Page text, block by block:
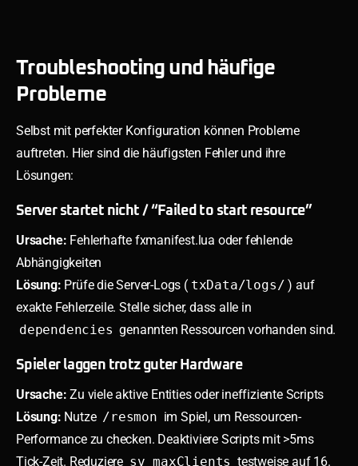
Troubleshooting und häufige
Probleme
Selbst mit perfekter Konfiguration können Probleme
auftreten. Hier sind die häufigsten Fehler und ihre
Lösungen:
Server startet nicht / “Failed to start resource”
Ursache: Fehlerhafte fxmanifest.lua oder fehlende
Abhängigkeiten
Lösung: Prüfe die Server-Logs ( txData/logs/ ) auf
exakte Fehlerzeile. Stelle sicher, dass alle in
dependencies genannten Ressourcen vorhanden sind.
Spieler laggen trotz guter Hardware
Ursache: Zu viele aktive Entities oder ineffiziente Scripts
Lösung: Nutze /resmon im Spiel, um Ressourcen-
Performance zu checken. Deaktiviere Scripts mit >5ms
Tick-Zeit. Reduziere sv_maxClients testweise auf 16.